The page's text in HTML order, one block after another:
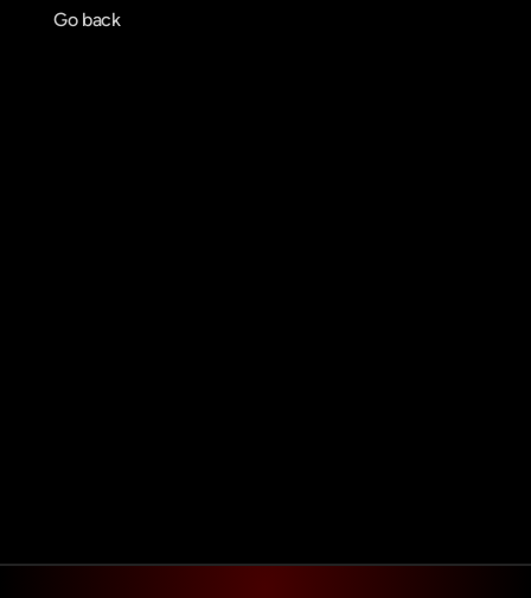
Go back